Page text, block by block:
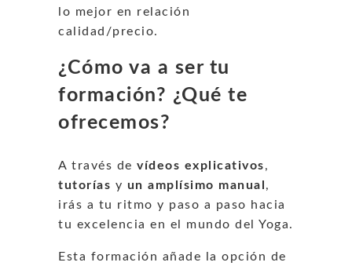
lo mejor en relación
calidad/precio.
¿Cómo va a ser tu
formación? ¿Qué te
ofrecemos?
A través de vídeos explicativos,
tutorías y un amplísimo manual ,
irás a tu ritmo y paso a paso hacia
tu excelencia en el mundo del Yoga.
Esta formación añade la opción de